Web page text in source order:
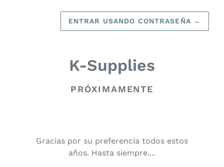
ENTRAR USANDO CONTRASEÑA →
K-Supplies
PRÓXIMAMENTE
Gracias por su preferencia todos estos
años. Hasta siempre....